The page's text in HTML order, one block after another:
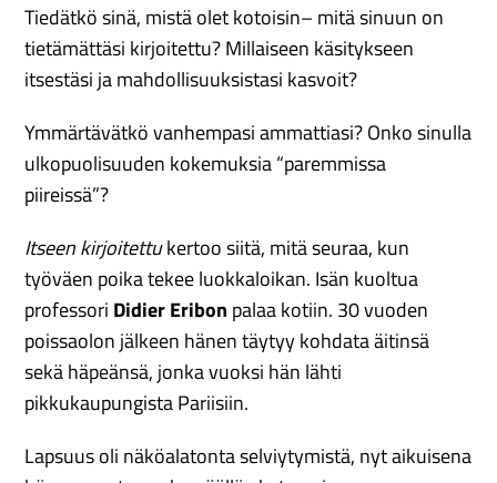
Tiedätkö sinä, mistä olet kotoisin– mitä sinuun on
tietämättäsi kirjoitettu? Millaiseen käsitykseen
itsestäsi ja mahdollisuuksistasi kasvoit?
Ymmärtävätkö vanhempasi ammattiasi? Onko sinulla
ulkopuolisuuden kokemuksia “paremmissa
piireissä”?
Itseen kirjoitettukertoo siitä, mitä seuraa, kun
työväen poika tekee luokkaloikan. Isän kuoltua
professori Didier Eribon palaa kotiin. 30 vuoden
poissaolon jälkeen hänen täytyy kohdata äitinsä
sekä häpeänsä, jonka vuoksi hän lähti
pikkukaupungista Pariisiin.
Lapsuus oli näköalatonta selviytymistä, nyt aikuisena